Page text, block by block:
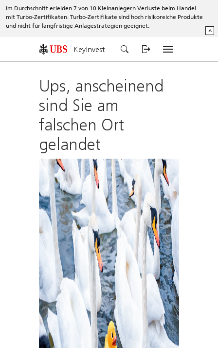
Im Durchschnitt erleiden 7 von 10 Kleinanlegern Verluste beim Handel
mit Turbo-Zertifikaten. Turbo-Zertifikate sind hoch risikoreiche Produkte
und nicht für langfristige Anlagestrategien geeignet.
^
KeyInvest
Ups, anscheinend
sind Sie am
falschen Ort
gelandet